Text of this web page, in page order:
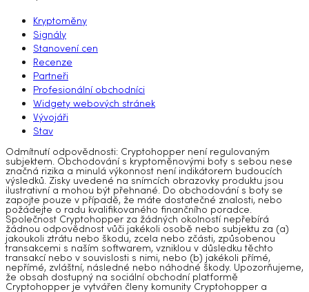
Kryptoměny
Signály
Stanovení cen
Recenze
Partneři
Profesionální obchodníci
Widgety webových stránek
Vývojáři
Stav
Odmítnutí odpovědnosti: Cryptohopper není regulovaným
subjektem. Obchodování s kryptoměnovými boty s sebou nese
značná rizika a minulá výkonnost není indikátorem budoucích
výsledků. Zisky uvedené na snímcích obrazovky produktu jsou
ilustrativní a mohou být přehnané. Do obchodování s boty se
zapojte pouze v případě, že máte dostatečné znalosti, nebo
požádejte o radu kvalifikovaného finančního poradce.
Společnost Cryptohopper za žádných okolností nepřebírá
žádnou odpovědnost vůči jakékoli osobě nebo subjektu za (a)
jakoukoli ztrátu nebo škodu, zcela nebo zčásti, způsobenou
transakcemi s naším softwarem, vzniklou v důsledku těchto
transakcí nebo v souvislosti s nimi, nebo (b) jakékoli přímé,
nepřímé, zvláštní, následné nebo náhodné škody. Upozorňujeme,
že obsah dostupný na sociální obchodní platformě
Cryptohopper je vytvářen členy komunity Cryptohopper a